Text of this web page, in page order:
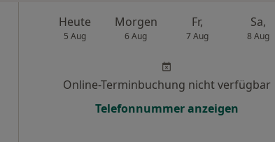
Heute
5 Aug
Morgen
6 Aug
Fr,
7 Aug
Sa,
8 Aug
Online-Terminbuchung nicht verfügbar
Telefonnummer anzeigen